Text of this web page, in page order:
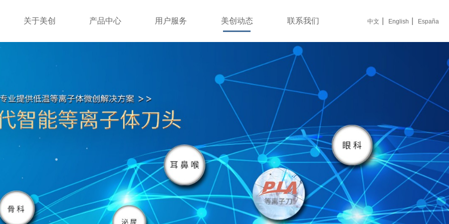
关于美创 产品中心 用户服务 美创动态 联系我们 中文 English España